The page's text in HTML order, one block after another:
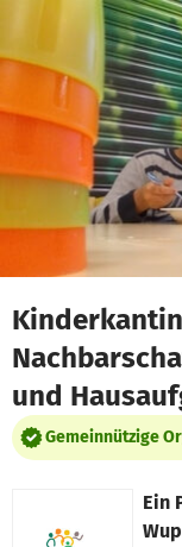
Zum Hauptinhalt
Erklärung zur
und
Gemeinnützige
Ein